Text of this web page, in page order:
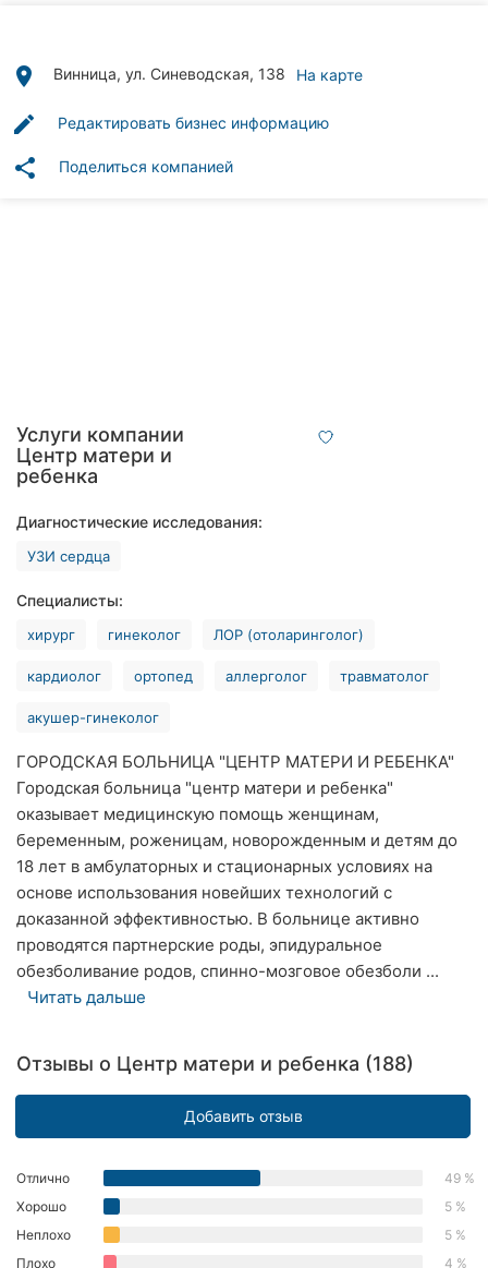
рубрики
Хмельницкий
Одесса
Кропивницкий
Днепр
Львов
Кривой
Николаев
Херсон
Чернигов
Черкассы
Черновцы
Сумы
place Винница, ул. Синеводская, 138 На карте
edit Редактировать бизнес информацию
share Поделиться компанией
Услуги компании
Центр матери и
ребенка
Диагностические исследования:
УЗИ сердца
Специалисты:
хирург гинеколог ЛОР (отоларинголог)
кардиолог ортопед аллерголог травматолог
акушер-гинеколог
ГОРОДСКАЯ БОЛЬНИЦА "ЦЕНТР МАТЕРИ И РЕБЕНКА"
Городская больница "центр матери и ребенка"
оказывает медицинскую помощь женщинам,
беременным, роженицам, новорожденным и детям до
18 лет в амбулаторных и стационарных условиях на
основе использования новейших технологий с
доказанной эффективностью. В больнице активно
проводятся партнерские роды, эпидуральное
обезболивание родов, спинно-мозговое обезболи ...
Читать дальше
Отзывы о Центр матери и ребенка (188)
Добавить отзыв
Отлично
49 %
Хорошо
5 %
Неплохо
5 %
Плохо
4 %